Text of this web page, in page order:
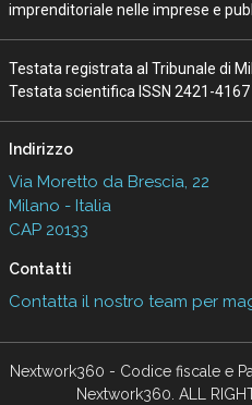
imprenditoriale nelle imprese e
Testata registrata al Tribunale di
Testata scientifica ISSN 2421-4167
Indirizzo
Via Moretto da Brescia, 22
Milano - Italia
CAP 20133
Contatti
Contatta il nostro team per
Nextwork360 - Codice fiscale e
Nextwork360. ALL